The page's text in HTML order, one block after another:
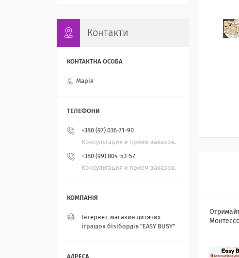
Контакти
Марія
+380 (97) 036-71-90
Консультация и прием заказов.
+380 (99) 804-53-57
Консультация и прием заказов.
Інтернет-магазин дитячих
іграшок бізібордів "EASY BUSY"